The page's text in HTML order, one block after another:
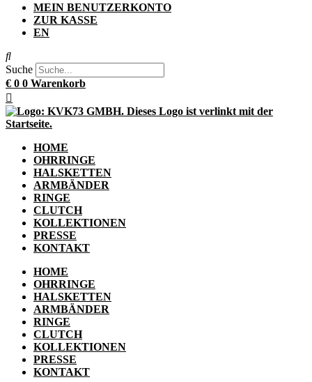
MEIN BENUTZERKONTO
ZUR KASSE
EN
Suche
€ 0 0 Warenkorb
HOME
OHRRINGE
HALSKETTEN
ARMBÄNDER
RINGE
CLUTCH
KOLLEKTIONEN
PRESSE
KONTAKT
HOME
OHRRINGE
HALSKETTEN
ARMBÄNDER
RINGE
CLUTCH
KOLLEKTIONEN
PRESSE
KONTAKT